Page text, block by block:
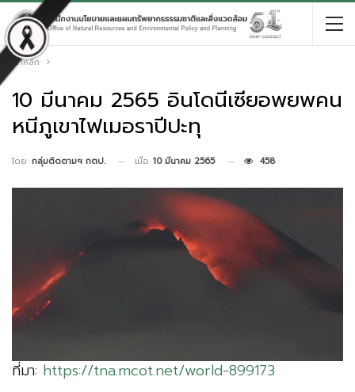
หน้าหลัก
10 มีนาคม 2565 อินโดนีเซียอพยพคน
หนีภูเขาไฟเมอราปีปะทุ
โดย กลุ่มติดตามฯ กตป. เมื่อ 10 มีนาคม 2565 458
ที่มา: https://tna.mcot.net/world-899173